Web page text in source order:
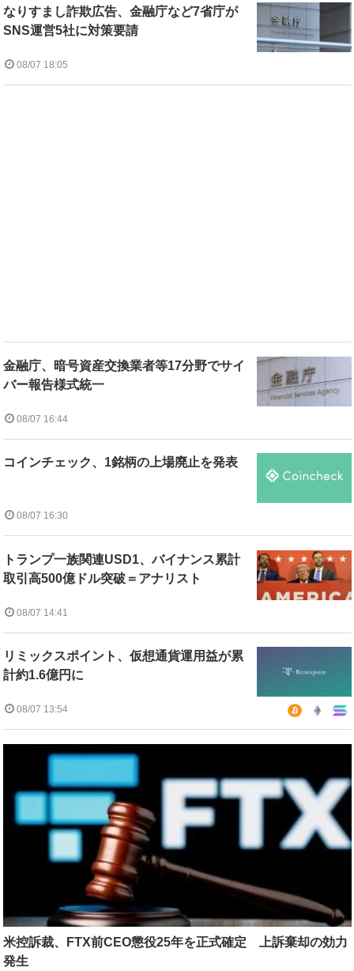
なりすまし詐欺広告、金融庁など7省庁が
SNS運営5社に対策要請
08/07 18:05
金融庁、暗号資産交換業者等17分野でサイ
バー報告様式統一
08/07 16:44
コインチェック、1銘柄の上場廃止を発表
08/07 16:30
トランプ一族関連USD1、バイナンス累計
取引高500億ドル突破＝アナリスト
08/07 14:41
リミックスポイント、仮想通貨運用益が累
計約1.6億円に
08/07 13:54
米控訴裁、FTX前CEO懲役25年を正式確定 上訴棄却の効力
発生